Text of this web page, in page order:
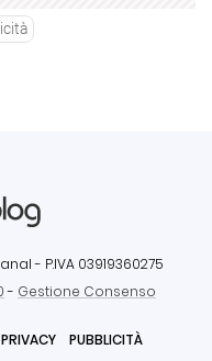
- P.IVA 03919360275
- Gestione Consenso
PRIVACY PUBBLICITÀ